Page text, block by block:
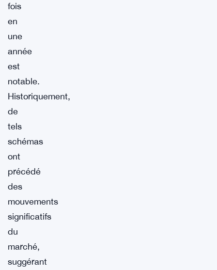
fois
en
une
année
est
notable.
Historiquement,
de
tels
schémas
ont
précédé
des
mouvements
significatifs
du
marché,
suggérant